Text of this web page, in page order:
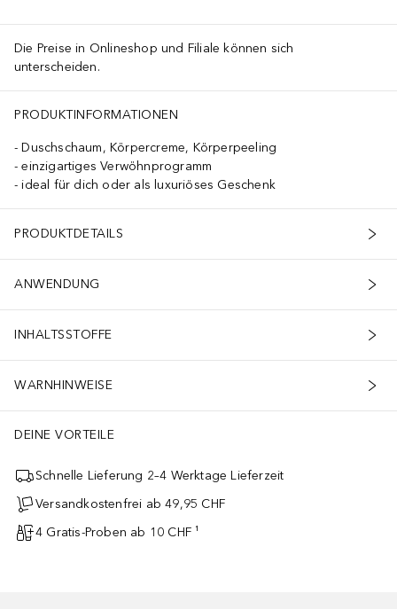
Die Preise in Onlineshop und Filiale können sich
unterscheiden.
PRODUKTINFORMATIONEN
Duschschaum, Körpercreme, Körperpeeling
einzigartiges Verwöhnprogramm
ideal für dich oder als luxuriöses Geschenk
PRODUKTDETAILS
ANWENDUNG
INHALTSSTOFFE
WARNHINWEISE
DEINE VORTEILE
Schnelle Lieferung 2–4 Werktage Lieferzeit
Versandkostenfrei ab 49,95 CHF
4 Gratis-Proben ab 10 CHF ¹